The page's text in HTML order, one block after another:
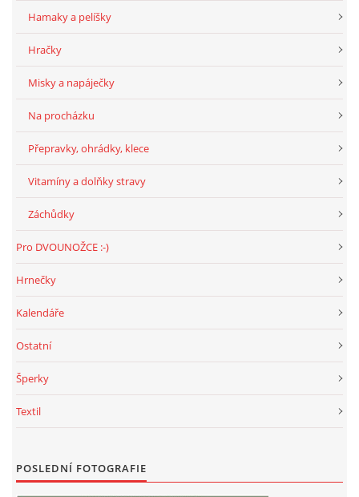
Hamaky a pelíšky
Hračky
Misky a napáječky
Na procházku
Přepravky, ohrádky, klece
Vitamíny a dolňky stravy
Záchůdky
Pro DVOUNOŽCE :-)
Hrnečky
Kalendáře
Ostatní
Šperky
Textil
POSLEDNÍ FOTOGRAFIE